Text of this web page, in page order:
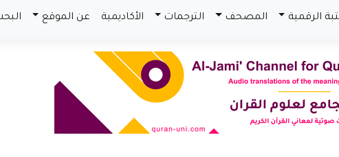
الرقمية المصحف الترجمات الأكاديمية عن الموقع